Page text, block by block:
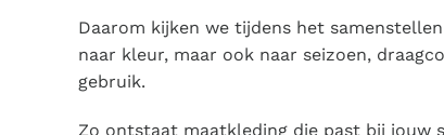
Daarom kijken we tijdens het
naar kleur, maar ook naar seizoen,
gebruik.
Zo ontstaat maatkleding die past bij jouw